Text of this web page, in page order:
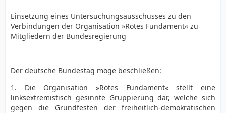
Bundesregierung stützen, insofern dies bereits
vereinbart wurde? Sofern dies vereinbart wurde:
Wann ist mit der Veröffentlichung des
Koalitionsvertrages zu rechnen? Sofern dies nicht
Berlin, den 06. März 2025
Dr. Niels Helferich und Fraktion
Einsetzung eines Untersuchungsausschusses zu den
Verbindungen der Organisation »Rotes Fundament« zu
Mitgliedern der Bundesregierung
Der deutsche Bundestag möge beschließen:
1. Die Organisation »Rotes Fundament« stellt eine
linksextremistisch gesinnte Gruppierung dar, welche sich
gegen die Grundfesten der freiheitlich-demokratischen